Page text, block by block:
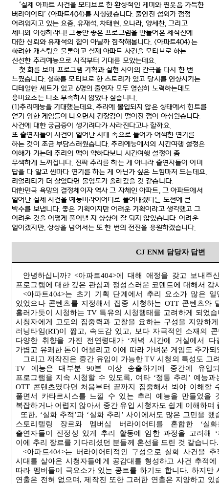
‘실제 아파트 사건을 모티브로 한 환상적인 케미와 찐웃음 가득한
버라이어티’ <아파트404>를 시청했습니다.출연진 섭외가 점점
어려워지고 있는 요즘, 유재석,차태현,오나라, 양세찬,그리고
제니와 이정하라니!그동안 좋은 프로그램을 만들어온 제작진에
대한 신뢰와 유재석의 힘이 아닐까 짐작해봅니다. <아파트404>는
화려한 캐스팅은 물론이고 실제 아파트 사건을 모티브로 하는
신선한 추리예능으로 시작부터 기대를 모았는데요
첫 화를 보며 프로그램 기획과 실현 사이의 간극을 다시 한 번
느꼈습니다. 실화를 모티브로 한 스토리가 있고 당시를 연상시키는
디테일한 세트가 있고 6명의 출연자 모두 열심히 노력하는데도
흥미요소는 다소 부족하지 않았나 싶습니다.
(1)추리예능을 기대했는데요,추리에 몰입되지 않은 상태에서 힌트를
얻기 위한 게임들이 나오면서 긴장감이 떨어진 점이 아쉬웠습니다.
사건에 대한 궁금증이 생기려다가 사라진다고나 할까요.
또 출연자들이 사건이 일어난 시대 속으로 들어가 어색한 연기를
하는 것이 조금 부담스러웠습니다.추리예능에서의 시간여행 설정은
이해가 가는데 추리의 맥이 약하다보니 시간여행 설정이 좀
무색하게 느껴집니다. 진짜 추리를 하는 게 아니라 출연자들이 이미
답을 다 알고 씬마다 연기를 하는 게 아닌가 싶은 느낌마저 드는데요.
리얼리티가 더 살았다면 몰입도가 올라갔을 것 같습니다.
대한민국 욕망의 결정체이자 역사 그 자체인 아파트, 그 아파트에서
일어난 실제 사건을 예능버라이어티로 풀어내겠다는 도전에 큰
박수를 보냅니다.좋은 기획이지만 어려운 기획이라고 생각했고 그
어려운 것을 어떻게 풀어낼 지 상상이 잘 되지 않았습니다.어려운
일이겠지만, 상상을 넘어서는 또 한 번의 전진을 응원하겠습니다.
CJ ENM 담당자 답변
안녕하십니까? <아파트404>에 대해 애정을 갖고 보내주
프로그램에 대한 깊은 관심과 정성스러운 코멘트에 대해서 감
<아파트404>는 초기 기획 단계에서 추리 요소가 많은
있었으나 콘텐츠를 지정해서 집중 시청하는 OTT 콘텐츠와
흘러가듯이 시청하는 TV 특유의 시청행태를 고려하게 되었습
시청자에게 고도의 집중력과 고찰을 요하는 구성을 지양하
러닝타임(RT)이 짧고, 속도감 있고,
보다 자극적인 소재의
다양한 취향을 가진 전연령대가 ‘저녁 시간에 거실에서 다
가볍고 유쾌한 톤이 어울리고 이에 따라 가벼운 게임도 추가되
그리고 제작진은 중간 유입이 가능한TV시청의 특성도 고
TV 예능은 대부분 90분 이상 송출하기에 중간에 유입
프로그램을 지속 시청할 수 있도록, 여타 ‘정통 추리 ’예능과
OTT 콘텐츠였다면 처음부터 끝까지 집중해서 봐야 이해할
풀면서 카타르시스를 느낄 수 있는 추리 예능을 만들었을
복잡하거나 어렵지 않아서 중간 유입 시청자도 쉽게 이해하며
또한, ‘실화 추적’과 ‘실화 추리 ’사이에서도 많은 고민을 했
스토리텔링 장르와 멤버십 버라이어티를 혼합한 ‘실
출연자들이 진정성 있게 추리 활동에 임한 과정을 고려해 ‘
이에 추리 장르를 기다리셨던 분들께 혼선을 드린 것 같습니다.
<아파트404>는 버라이어티적인 구성으로 실화 사건을 추
시대를 살아온 시청자들에게 공감대를 형성하고 사건 추적
따라 멤버들이 극요소가 있는 콩트를 하기도 합니다. 하지만
연출은 전혀 없으며 ,제작진 또한 그러한 연출은 지양하고 있